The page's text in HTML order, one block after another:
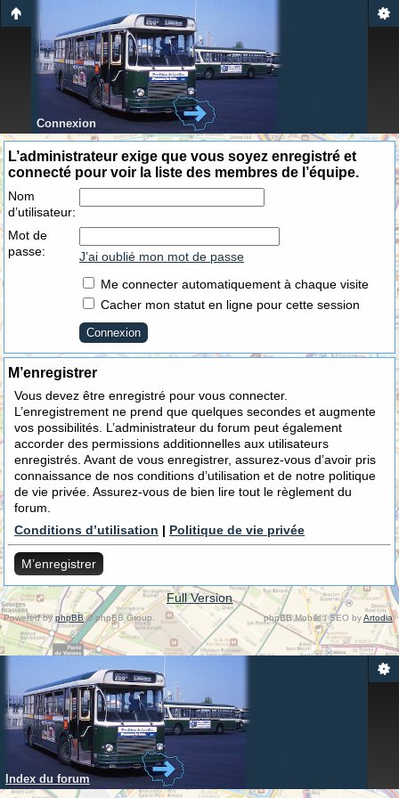
Connexion
L’administrateur exige que vous soyez enregistré et
connecté pour voir la liste des membres de l’équipe.
Nom
d’utilisateur:
Mot de
passe:
J’ai oublié mon mot de passe
Me connecter automatiquement à chaque visite
Cacher mon statut en ligne pour cette session
M’enregistrer
Vous devez être enregistré pour vous connecter.
L’enregistrement ne prend que quelques secondes et augmente
vos possibilités. L’administrateur du forum peut également
accorder des permissions additionnelles aux utilisateurs
enregistrés. Avant de vous enregistrer, assurez-vous d’avoir pris
connaissance de nos conditions d’utilisation et de notre politique
de vie privée. Assurez-vous de bien lire tout le règlement du
forum.
Conditions d’utilisation | Politique de vie privée
M’enregistrer
Full Version
Powered byphpBB© phpBB Group. phpBB Mobile / SEO byArtodia.
Index du forum